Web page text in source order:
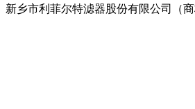
新乡市利菲尔特滤器股份有限公司（商